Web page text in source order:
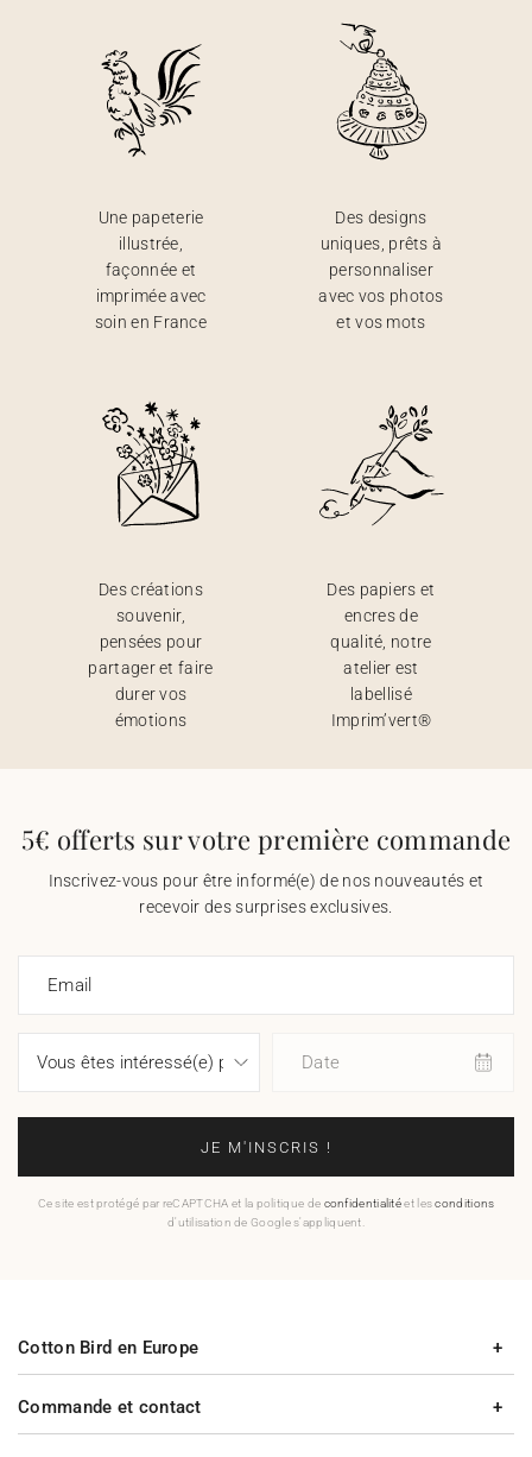
Une papeterie
illustrée,
façonnée et
imprimée avec
soin en France
Des designs
uniques, prêts à
personnaliser
avec vos photos
et vos mots
Des créations
souvenir,
pensées pour
partager et faire
durer vos
émotions
Des papiers et
encres de
qualité, notre
atelier est
labellisé
Imprim’vert®
5€ offerts sur votre première commande
Inscrivez-vous pour être informé(e) de nos nouveautés et
recevoir des surprises exclusives.
Email
Date
JE M'INSCRIS !
Ce site est protégé par reCAPTCHA et la politique de confidentialitéet lesconditions
d'utilisation de Google s'appliquent.
Commande et contact
Cotton Bird en Europe